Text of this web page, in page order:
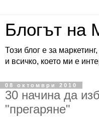
Блогът на
Този блог е за
и всичко, което ми е
08 октомври 2010
30 начина да
"прегаряне"